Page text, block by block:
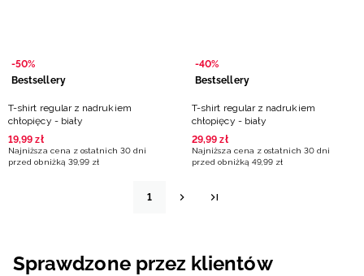
-50%
Bestsellery
T-shirt regular z nadrukiem
chłopięcy - biały
19,99 zł
Najniższa cena z ostatnich 30 dni
przed obniżką 39,99 zł
-40%
Bestsellery
T-shirt regular z nadrukiem
chłopięcy - biały
29,99 zł
Najniższa cena z ostatnich 30 dni
przed obniżką 49,99 zł
1
Sprawdzone przez klientów